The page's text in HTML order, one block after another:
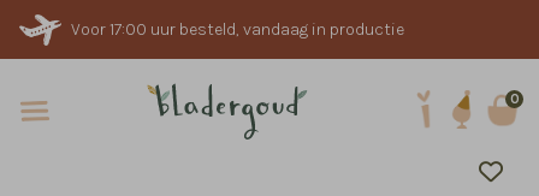
Voor 17:00 uur besteld, vandaag in productie
0